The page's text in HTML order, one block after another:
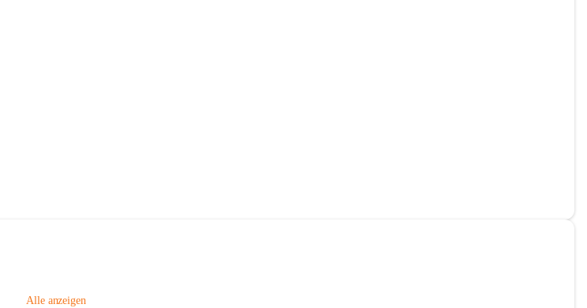
Alle anzeigen